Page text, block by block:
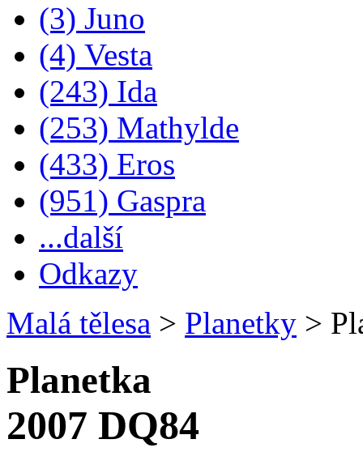
(3) Juno
(4) Vesta
(243) Ida
(253) Mathylde
(433) Eros
(951) Gaspra
...další
Odkazy
Malá tělesa > Planetky >
Planetka
2007 DQ84